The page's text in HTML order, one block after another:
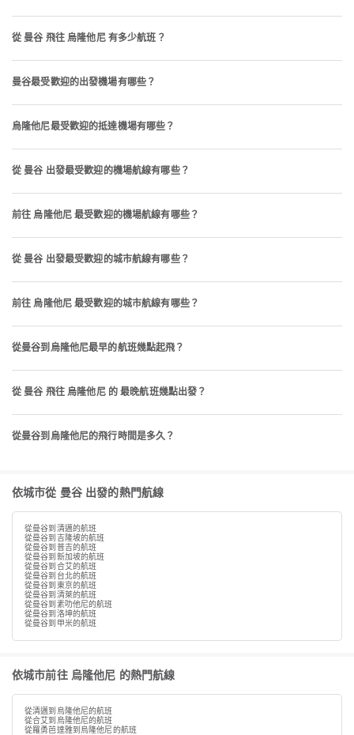
從 曼谷 飛往 烏隆他尼 有多少航班？
曼谷最受歡迎的出發機場有哪些？
烏隆他尼最受歡迎的抵達機場有哪些？
從 曼谷 出發最受歡迎的機場航線有哪些？
前往 烏隆他尼 最受歡迎的機場航線有哪些？
從 曼谷 出發最受歡迎的城市航線有哪些？
前往 烏隆他尼 最受歡迎的城市航線有哪些？
從曼谷到烏隆他尼最早的航班幾點起飛？
從 曼谷 飛往 烏隆他尼 的 最晚航班幾點出發？
從曼谷到烏隆他尼的飛行時間是多久？
依城市從 曼谷 出發的熱門航線
從曼谷到清邁的航班
從曼谷到吉隆坡的航班
從曼谷到普吉的航班
從曼谷到新加坡的航班
從曼谷到合艾的航班
從曼谷到台北的航班
從曼谷到東京的航班
從曼谷到清萊的航班
從曼谷到素叻他尼的航班
從曼谷到洛坤的航班
從曼谷到甲米的航班
依城市前往 烏隆他尼 的熱門航線
從清邁到烏隆他尼的航班
從合艾到烏隆他尼的航班
從羅勇芭達雅到烏隆他尼的航班